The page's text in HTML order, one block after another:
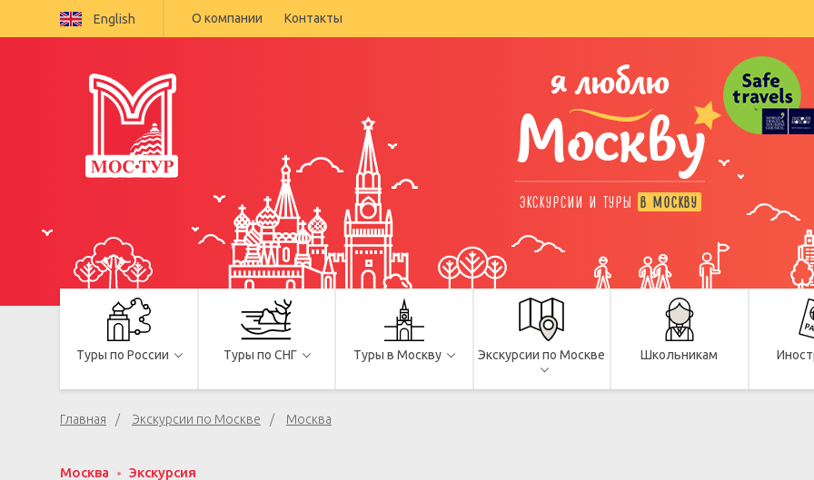
English О компании Контакты
я люблю
Москву
ЭКСКУРСИИ И ТУРЫ В МОСКВУ
Туры по России Туры по СНГ Туры в Москву Экскурсии по Москве Школьникам
Главная Экскурсии по Москве Москва
Москва Экскурсия